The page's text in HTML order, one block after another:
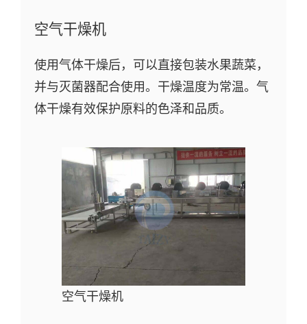
空气干燥机
使用气体干燥后，可以直接包装水果蔬菜，
并与灭菌器配合使用。干燥温度为常温。气
体干燥有效保护原料的色泽和品质。
空气干燥机